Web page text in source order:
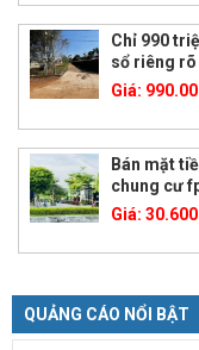
Chỉ 990
sổ riêng rõ
Giá:
Bán mặt
chung cư
Giá:
QUẢNG CÁO NỔI BẬT